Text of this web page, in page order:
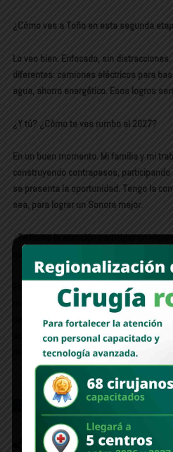
¿Cómo ves a Toño en esta segunda
Lo veo bien. Enfocado, sin
diferentes: camiones eléctricos para
agua, ahorro energético. Esos logros
¿Y tú? ¿Cómo te ves rumbo al 2027?
En un buen momento. Mi familia y mi
construyendo contrapesos,
se presenta la oportunidad. Tengo la
sea, para lograr un Sonora mejor.
¿Te llama la atención participar en
Estoy al tanto, en comunicación con
más desde lo local. Los grandes
desde liderazgos que se pongan de
actual. La clave no está en las grandes
reales que seamos capaces de levantar.
Entrevistas 787 Principales